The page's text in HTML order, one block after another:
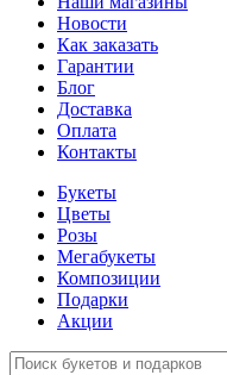
Новости
Как заказать
Гарантии
Блог
Доставка
Оплата
Контакты
Букеты
Цветы
Розы
Мегабукеты
Композиции
Подарки
Акции